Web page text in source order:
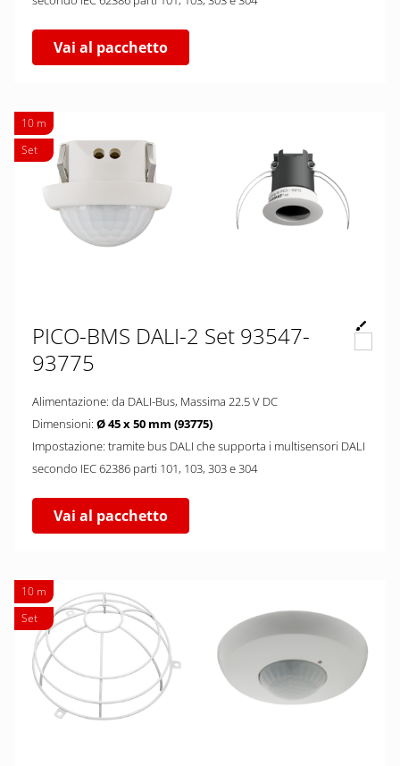
Vai al pacchetto
10 m
Set
PICO-BMS DALI-2 Set 93547-
93775
Alimentazione: da DALI-Bus, Massima 22.5 V DC
Dimensioni: Ø 45 x 50 mm (93775)
Impostazione: tramite bus DALI che supporta i multisensori DALI
secondo IEC 62386 parti 101, 103, 303 e 304
Vai al pacchetto
10 m
Set